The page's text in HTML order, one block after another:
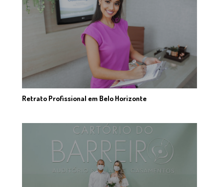
Retrato Profissional em Belo Horizonte